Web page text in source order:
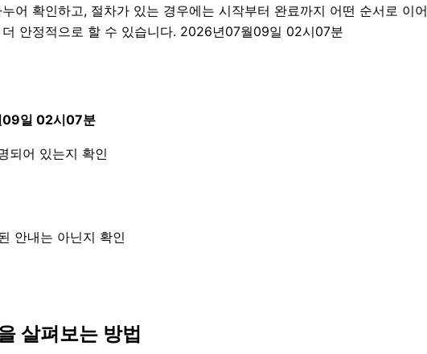
어 확인하고, 절차가 있는 경우에는 시작부터 완료까지 어떤 순서로 이
안정적으로 할 수 있습니다. 2026년07월09일 02시07분
09일 02시07분
되어 있는지 확인
안내는 아닌지 확인
살펴보는 방법